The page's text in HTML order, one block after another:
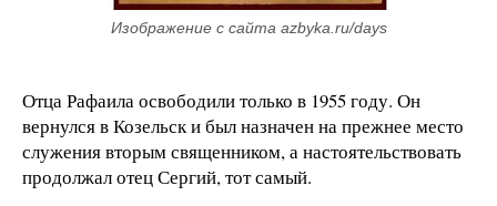
Изображение с сайта azbyka.ru/days
Отца Рафаила освободили только в 1955 году. Он
вернулся в Козельск и был назначен на прежнее место
служения вторым священником, а настоятельствовать
продолжал отец Сергий, тот самый.